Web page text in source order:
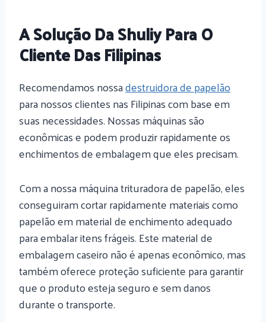
A Solução Da Shuliy Para O
Cliente Das Filipinas
Recomendamos nossadestruidora de papelão
para nossos clientes nas Filipinas com base em
suas necessidades. Nossas máquinas são
econômicas e podem produzir rapidamente os
enchimentos de embalagem que eles precisam.
Com a nossa máquina trituradora de papelão, eles
conseguiram cortar rapidamente materiais como
papelão em material de enchimento adequado
para embalar itens frágeis. Este material de
embalagem caseiro não é apenas econômico, mas
também oferece proteção suficiente para garantir
que o produto esteja seguro e sem danos
durante o transporte.